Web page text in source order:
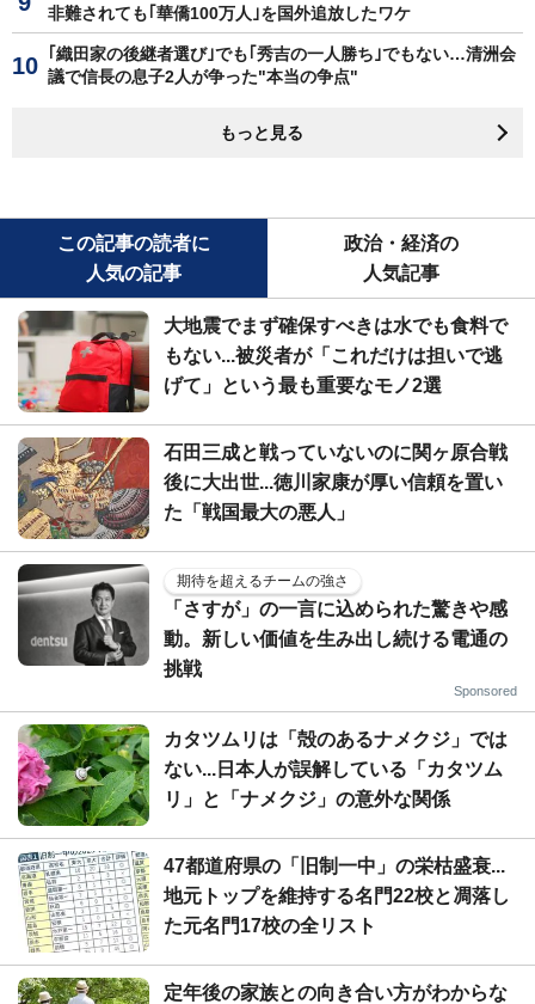
非難されても｢華僑100万人｣を国外追放したワケ
｢織田家の後継者選び｣でも｢秀吉の一人勝ち｣でもない…清洲会
議で信長の息子2人が争った"本当の争点"
もっと見る
この記事の読者に
人気の記事
政治・経済の
人気記事
大地震でまず確保すべきは水でも食料で
もない...被災者が「これだけは担いで逃
げて」という最も重要なモノ2選
石田三成と戦っていないのに関ヶ原合戦
後に大出世...徳川家康が厚い信頼を置い
た「戦国最大の悪人」
期待を超えるチームの強さ
「さすが」の一言に込められた驚きや感
動。新しい価値を生み出し続ける電通の
挑戦
Sponsored
カタツムリは「殻のあるナメクジ」では
ない...日本人が誤解している「カタツム
リ」と「ナメクジ」の意外な関係
47都道府県の「旧制一中」の栄枯盛衰...
地元トップを維持する名門22校と凋落し
た元名門17校の全リスト
定年後の家族との向き合い方がわからな